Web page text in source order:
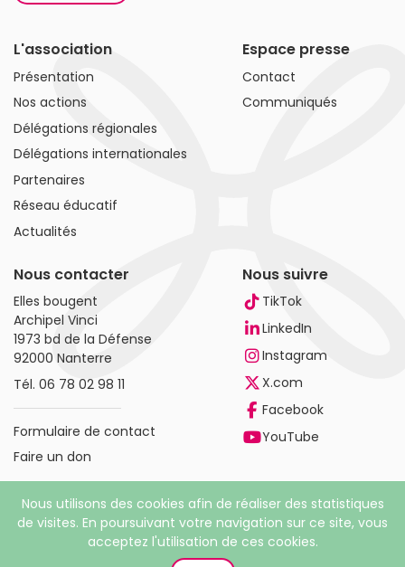
L'association
Présentation
Nos actions
Délégations régionales
Délégations internationales
Partenaires
Réseau éducatif
Actualités
Espace presse
Contact
Communiqués
Nous contacter
Elles bougent
Archipel Vinci
1973 bd de la Défense
92000 Nanterre
Tél. 06 78 02 98 11
Formulaire de contact
Faire un don
Nous suivre
TikTok
LinkedIn
Instagram
X.com
Facebook
YouTube
© 2026 Elles bougent. Tous droits réservés |Mentions
Nous utilisons des cookies afin de réaliser des statistiques
de visites. En poursuivant votre navigation sur ce site, vous
acceptez l'utilisation de ces cookies.